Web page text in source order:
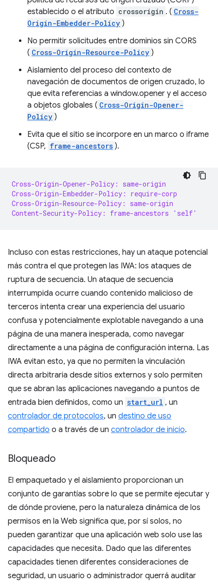
establecido o el atributo crossorigin . ( Cross-
Origin-Embedder-Policy )
No permitir solicitudes entre dominios sin CORS
( Cross-Origin-Resource-Policy )
Aislamiento del proceso del contexto de
navegación de documentos de origen cruzado, lo
que evita referencias a window.opener y el acceso
a objetos globales ( Cross-Origin-Opener-
Policy )
Evita que el sitio se incorpore en un marco o iframe
(CSP, frame-ancestors ).
Cross-Origin-Opener-Policy: same-origin
Cross-Origin-Embedder-Policy: require-corp
Cross-Origin-Resource-Policy: same-origin
Content-Security-Policy: frame-ancestors 'self'
Incluso con estas restricciones, hay un ataque potencial
más contra el que protegen las IWA: los ataques de
ruptura de secuencia. Un ataque de secuencia
interrumpida ocurre cuando contenido malicioso de
terceros intenta crear una experiencia del usuario
confusa y potencialmente explotable navegando a una
página de una manera inesperada, como navegar
directamente a una página de configuración interna. Las
IWA evitan esto, ya que no permiten la vinculación
directa arbitraria desde sitios externos y solo permiten
que se abran las aplicaciones navegando a puntos de
entrada bien definidos, como un start_url , un
controlador de protocolos, un destino de uso
compartido o a través de un controlador de inicio.
Bloqueado
El empaquetado y el aislamiento proporcionan un
conjunto de garantías sobre lo que se permite ejecutar y
de dónde proviene, pero la naturaleza dinámica de los
permisos en la Web significa que, por sí solos, no
pueden garantizar que una aplicación web solo use las
capacidades que necesita. Dado que las diferentes
capacidades tienen diferentes consideraciones de
seguridad, un usuario o administrador querrá auditar